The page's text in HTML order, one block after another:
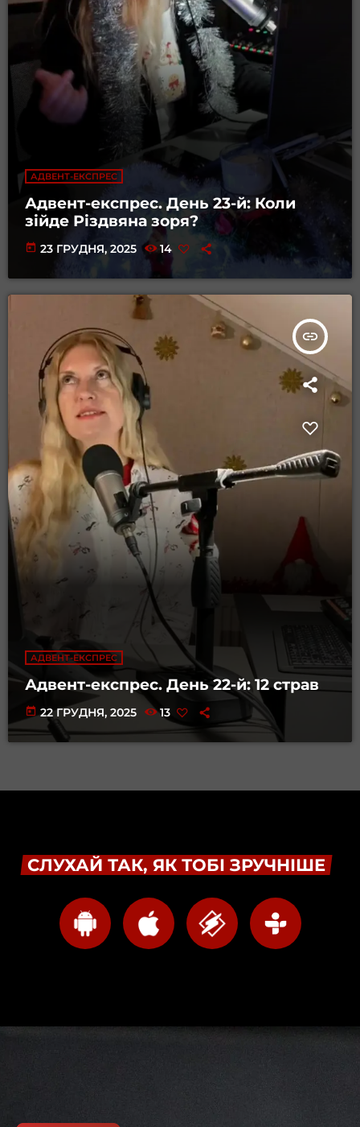
АДВЕНТ-ЕКСПРЕС
Адвент-експрес. День 23-й: Коли
зійде Різдвяна зоря?
today 23 ГРУДНЯ, 2025 14
insert_link
АДВЕНТ-ЕКСПРЕС
Адвент-експрес. День 22-й: 12 страв
today 22 ГРУДНЯ, 2025 13
СЛУХАЙ ТАК, ЯК ТОБІ ЗРУЧНІШЕ